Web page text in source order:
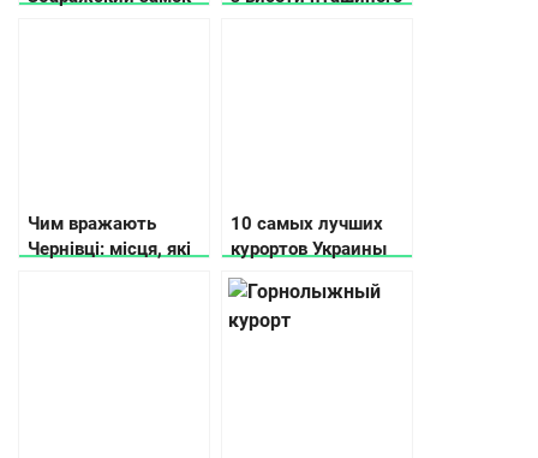
Чим вражають
Чернівці: місця, які
10 самых лучших
курортов Украины